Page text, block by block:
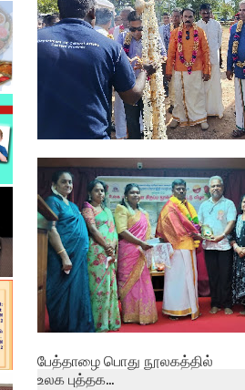
தமிழ் சிங்கள சித்திரை
புதுவருட கலை...
பேத்தாழை பொது நூலகத்தில்
உலக புத்தக...